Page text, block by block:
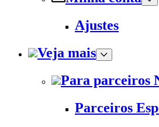
Ajustes
Veja mais
Para parceiros
Parceiros